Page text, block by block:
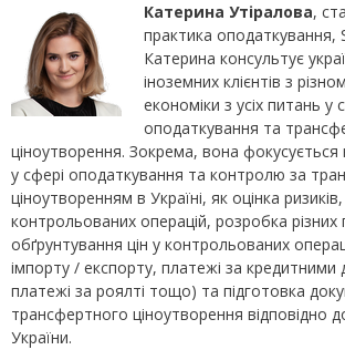
Катерина Утіралова,
практика оподаткування,
Катерина консультує
іноземних клієнтів з
економіки з усіх питань у
оподаткування та
ціноутворення. Зокрема, вона фокусується
у сфері оподаткування та контролю за
ціноутворенням в Україні, як оцінка
контрольованих операцій, розробка різних
обґрунтування цін у контрольованих
імпорту / експорту, платежі за кредитними
платежі за роялті тощо) та підготовка
трансфертного ціноутворення відповідно
України.